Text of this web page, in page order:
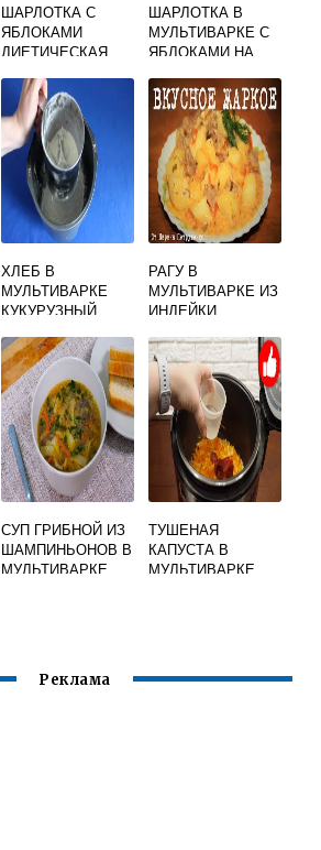
ШАРЛОТКА С
ЯБЛОКАМИ
ДИЕТИЧЕСКАЯ
МУЛЬТИВАРКЕ
ШАРЛОТКА В
МУЛЬТИВАРКЕ С
ЯБЛОКАМИ НА
ХЛЕБ В
МУЛЬТИВАРКЕ
КУКУРУЗНЫЙ
РАГУ В
МУЛЬТИВАРКЕ ИЗ
ИНДЕЙКИ
СУП ГРИБНОЙ ИЗ
ШАМПИНЬОНОВ В
МУЛЬТИВАРКЕ
ТУШЕНАЯ
КАПУСТА В
МУЛЬТИВАРКЕ
Реклама